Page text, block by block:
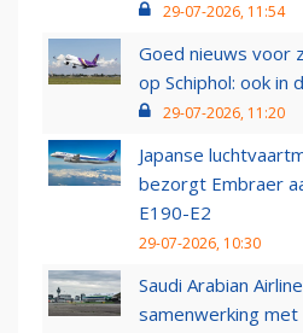
29-07-2026, 11:54
Goed nieuws voor
op Schiphol: ook in
29-07-2026, 11:20
Japanse
bezorgt Embraer
E190-E2
29-07-2026, 10:30
Saudi Arabian
samenwerking met